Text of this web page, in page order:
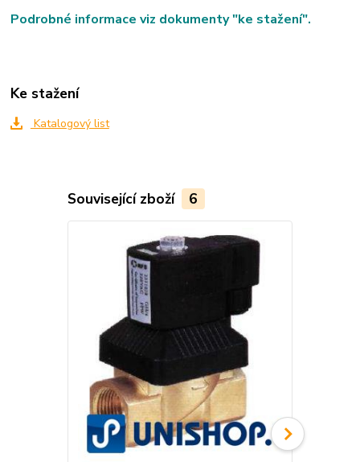
Podrobné informace viz dokumenty "ke stažení".
Ke stažení
Katalogový list
Související zboží 6